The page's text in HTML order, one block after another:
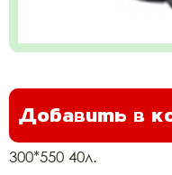
Добавить в
300*550 40л.